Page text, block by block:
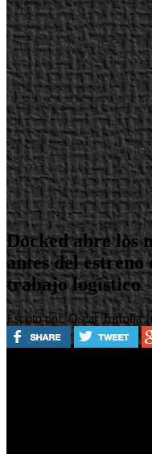
Docked abre los
antes del estreno
trabajo logístico
Escrito por Oscar Torroba